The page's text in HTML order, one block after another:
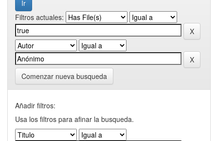
Filtros actuales:
Comenzar nueva busqueda
Añadir filtros:
Usa los filtros para afinar la busqueda.